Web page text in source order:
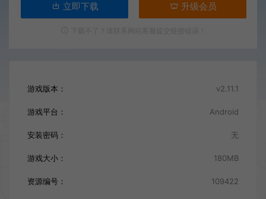
立即下载 升级会员
游戏版本： v2.11.1
游戏平台： Android
安装密码： 无
游戏大小： 180MB
资源编号： 109422